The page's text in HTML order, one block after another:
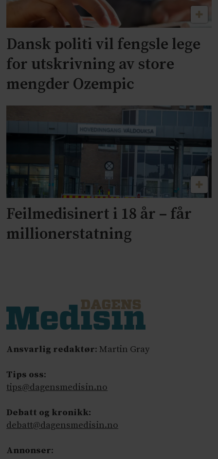
Dansk politi vil fengsle lege
for utskrivning av store
mengder Ozempic
Feilmedisinert i 18 år – får
millionerstatning
Ansvarlig redaktør: Martin Gray
Tips oss:
tips@dagensmedisin.no
Debatt og kronikk:
debatt@dagensmedisin.no
Annonser: